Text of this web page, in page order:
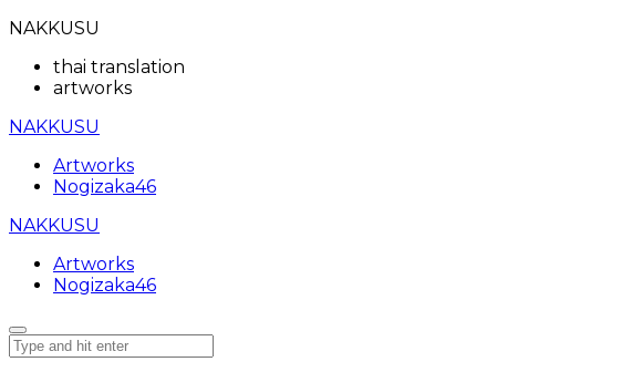
NAKKUSU
thai translation
artworks
NAKKUSU
Artworks
Nogizaka46
NAKKUSU
Artworks
Nogizaka46